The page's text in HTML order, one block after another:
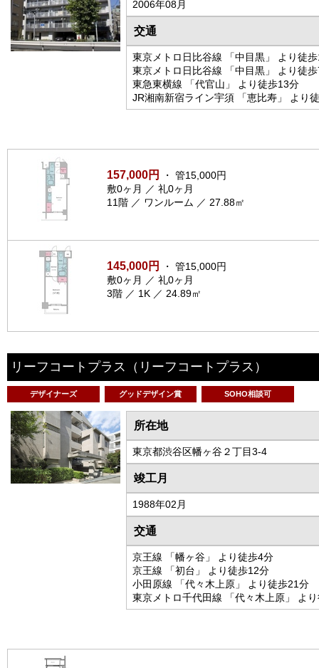
2006年08月
交通
東京メトロ日比谷線 「中目黒」 より徒
東京メトロ日比谷線 「中目黒」 より徒
東急東横線 「代官山」 より徒歩13分
JR湘南新宿ライン宇須 「恵比寿」 より
157,000円
・ 管15,000円
敷0ヶ月 ／ 礼0ヶ月
11階 ／ ワンルーム ／ 27.88㎡
145,000円
・ 管15,000円
敷0ヶ月 ／ 礼0ヶ月
3階 ／ 1K ／ 24.89㎡
リーフコートプラス （リーフコートプラス）
デザイナーズ グッドデザイン賞 SOHO相談可
所在地
東京都渋谷区幡ヶ谷２丁目3-4
竣工月
1988年02月
交通
京王線 「幡ヶ谷」 より徒歩4分
京王線 「初台」 より徒歩12分
小田原線 「代々木上原」 より徒歩21分
東京メトロ千代田線 「代々木上原」 よ